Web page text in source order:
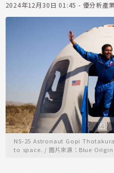
2024年12月30日 01:45 - 優分析產
NS-25 Astronaut Gopi
to space. / 圖片來源：Blue Origin